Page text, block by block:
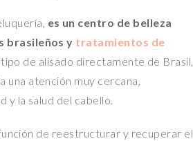
es un centro de belleza
brasileños y tratamientos de
de alisado directamente de Brasil,
una atención muy cercana,
y la salud del cabello.
de reestructurar y recuperar el